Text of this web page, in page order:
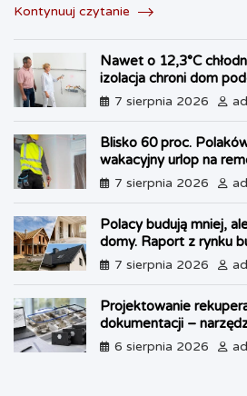
c
o
o
k
n
t
a
A
p
p
s
n
g
e
r
F
r
i
e
n
d
l
y
Kontynuuj czytanie
Nawet o 12,3°C
izolacja chroni dom
7 sierpnia 2026
Blisko 60 proc.
wakacyjny urlop na
własnego lokum
7 sierpnia 2026
Polacy budują mniej,
domy. Raport z rynku
kryzys w OZE i boom
7 sierpnia 2026
Projektowanie
dokumentacji –
każdy etap pracy
6 sierpnia 2026